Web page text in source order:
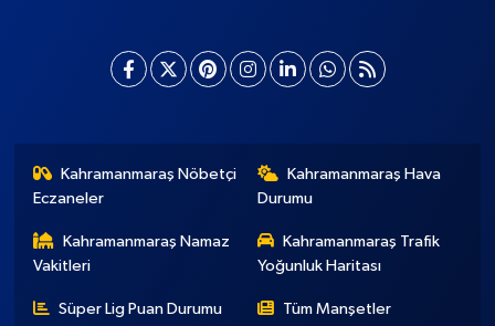
Kahramanmaraş Nöbetçi
Eczaneler
Kahramanmaraş Hava
Durumu
Kahramanmaraş Namaz
Vakitleri
Kahramanmaraş Trafik
Yoğunluk Haritası
Süper Lig Puan Durumu
Tüm Manşetler